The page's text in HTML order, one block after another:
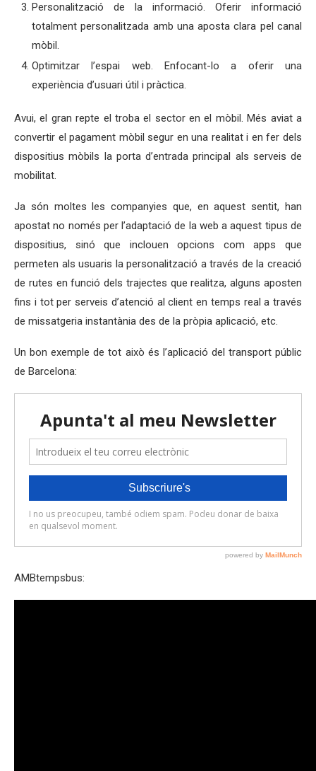
Personalització de la informació. Oferir informació
totalment personalitzada amb una aposta clara pel canal
mòbil.
Optimitzar l’espai web. Enfocant-lo a oferir una
experiència d’usuari útil i pràctica.
Avui, el gran repte el troba el sector en el mòbil. Més aviat a
convertir el pagament mòbil segur en una realitat i en fer dels
dispositius mòbils la porta d’entrada principal als serveis de
mobilitat.
Ja són moltes les companyies que, en aquest sentit, han
apostat no només per l’adaptació de la web a aquest tipus de
dispositius, sinó que inclouen opcions com apps que
permeten als usuaris la personalització a través de la creació
de rutes en funció dels trajectes que realitza, alguns aposten
fins i tot per serveis d’atenció al client en temps real a través
de missatgeria instantània des de la pròpia aplicació, etc.
Un bon exemple de tot això és l’aplicació del transport públic
de Barcelona:
AMBtempsbus: